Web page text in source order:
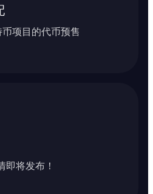
项目的代币预售
将发布！